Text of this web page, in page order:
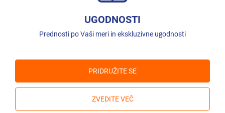
UGODNOSTI
Prednosti po Vaši meri in ekskluzivne ugodnosti
PRIDRUŽITE SE
ZVEDITE VEČ